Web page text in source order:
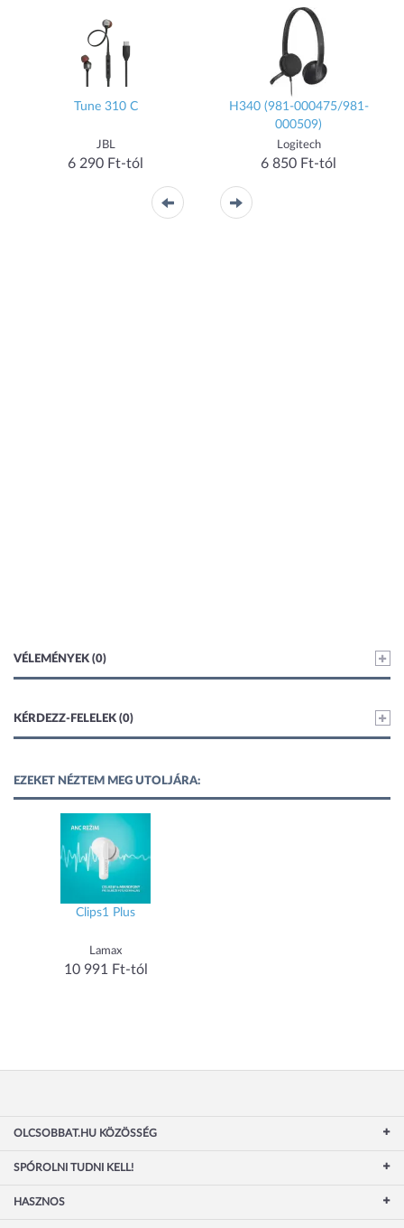
Tune 310 C
JBL
6 290 Ft-tól
H340 (981-000475/981-
000509)
Logitech
6 850 Ft-tól
VÉLEMÉNYEK (0)
KÉRDEZZ-FELELEK (0)
EZEKET NÉZTEM MEG UTOLJÁRA:
Clips1 Plus
Lamax
10 991 Ft-tól
OLCSOBBAT.HU KÖZÖSSÉG
SPÓROLNI TUDNI KELL!
HASZNOS